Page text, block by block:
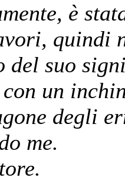
è
quindi
del suo
un
degli
me.